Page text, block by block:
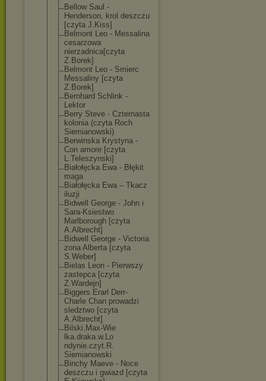
Bellow Saul -
Henderson, krol deszczu
[czyta J.Kiss]
Belmont Leo - Messalina
cesarzowa
nierzadnica[czyta
Z.Borek]
Belmont Leo - Smierc
Messaliny [czyta
Z.Borek]
Bernhard Schlink -
Lektor
Berry Steve - Czternasta
kolonia (czyta Roch
Siemianowski)
Berwinska Krystyna -
Con amore [czyta
L.Teleszynski]
Białołęcka Ewa - Błękit
maga
Białołęcka Ewa – Tkacz
iluzji
Bidwell George - John i
Sara-Ksiestwo
Marlborough [czyta
A.Albrecht]
Bidwell George - Victoria
zona Alberta [czyta
S.Weber]
Bielas Leon - Pierwszy
zastepca [czyta
Z.Wardejn]
Biggers Erarl Derr-
Charle Chan prowadzi
sledztwo [czyta
A.Albrecht]
Bilski.Max-Wie
lka.draka.w.Lo
ndynie.czyt.R.
Siemianowski
Binchy Maeve - Noce
deszczu i gwiazd [czyta